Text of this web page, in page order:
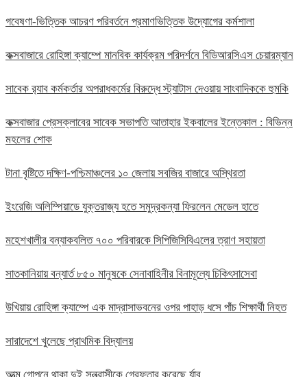
গবেষণা-ভিত্তিক আচরণ পরিবর্তনে প্রমাণভিত্তিক উদ্যোগের কর্মশালা
কক্সবাজারে রোহিঙ্গা ক্যাম্পে মানবিক কার্যক্রম পরিদর্শনে বিডিআরসিএস চেয়ারম্যান
সাবেক র‍্যাব কর্মকর্তার অপরাধকর্মের বিরুদ্ধে স্ট্যাটাস দেওয়ায় সাংবাদিককে হুমকি
কক্সবাজার প্রেসক্লাবের সাবেক সভাপতি আতাহার ইকবালের ইন্তেকাল : বিভিন্ন
মহলের শোক
টানা বৃষ্টিতে দক্ষিণ-পশ্চিমাঞ্চলের ১০ জেলায় সবজির বাজারে অস্থিরতা
ইংরেজি অলিম্পিয়াডে যুক্তরাজ্য হতে সমুদ্রকন্যা ফিরলেন মেডেল হাতে
মহেশখালীর বন্যাকবলিত ৭০০ পরিবারকে সিপিজিসিবিএলের ত্রাণ সহায়তা
সাতকানিয়ায় বন্যার্ত ৮৫০ মানুষকে সেনাবাহিনীর বিনামূল্যে চিকিৎসাসেবা
উখিয়ায় রোহিঙ্গা ক্যাম্পে এক মাদ্রাসাভবনের ওপর পাহাড় ধসে পাঁচ শিক্ষার্থী নিহত
সারাদেশে খুলেছে প্রাথমিক বিদ্যালয়